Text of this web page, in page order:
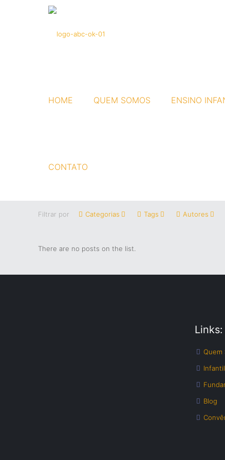
HOME QUEM SOMOS ENSINO
CONTATO
Filtrar por Categorias Tags Autores
There are no posts on the list.
Links:
Quem
Blog